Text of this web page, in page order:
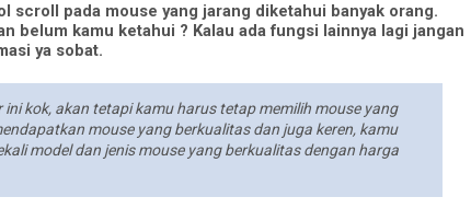
pada mouse yang jarang diketahui banyak orang.
belum kamu ketahui ? Kalau ada fungsi lainnya lagi jangan
ya sobat.
kok, akan tetapi kamu harus tetap memilih mouse yang
mouse yang berkualitas dan juga keren, kamu
model dan jenis mouse yang berkualitas dengan harga